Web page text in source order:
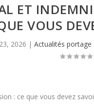
ET
VOUS
2026 | Actualités portage